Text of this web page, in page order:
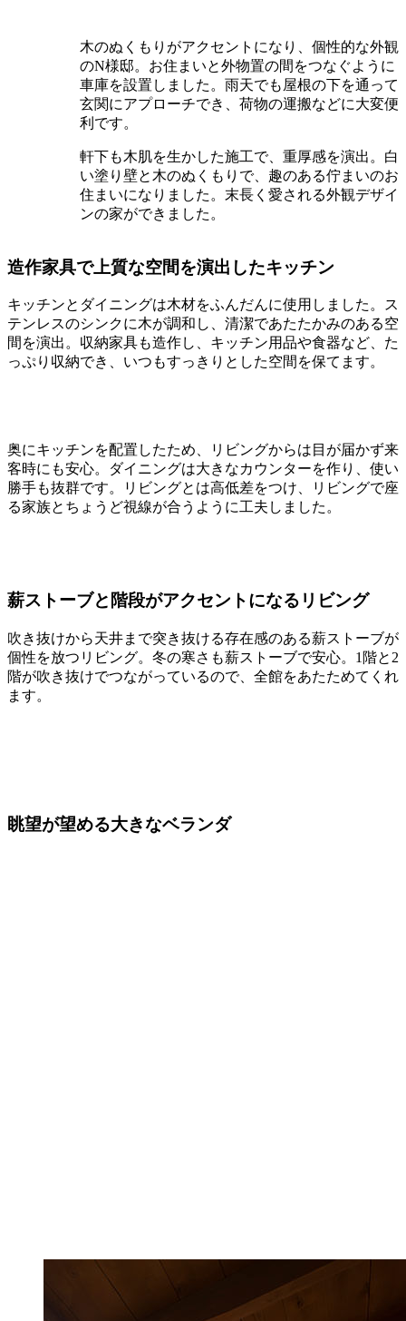
木のぬくもりがアクセントになり、個性的な外観
のN様邸。お住まいと外物置の間をつなぐように
車庫を設置しました。雨天でも屋根の下を通って
玄関にアプローチでき、荷物の運搬などに大変便
利です。
軒下も木肌を生かした施工で、重厚感を演出。白
い塗り壁と木のぬくもりで、趣のある佇まいのお
住まいになりました。末長く愛される外観デザイ
ンの家ができました。
造作家具で上質な空間を演出したキッチン
キッチンとダイニングは木材をふんだんに使用しました。ス
テンレスのシンクに木が調和し、清潔であたたかみのある空
間を演出。収納家具も造作し、キッチン用品や食器など、た
っぷり収納でき、いつもすっきりとした空間を保てます。
奥にキッチンを配置したため、リビングからは目が届かず来
客時にも安心。ダイニングは大きなカウンターを作り、使い
勝手も抜群です。リビングとは高低差をつけ、リビングで座
る家族とちょうど視線が合うように工夫しました。
薪ストーブと階段がアクセントになるリビング
吹き抜けから天井まで突き抜ける存在感のある薪ストーブが
個性を放つリビング。冬の寒さも薪ストーブで安心。1階と2
階が吹き抜けでつながっているので、全館をあたためてくれ
ます。
眺望が望める大きなベランダ